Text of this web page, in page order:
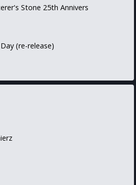
Stone 25th Annivers
(re-release)